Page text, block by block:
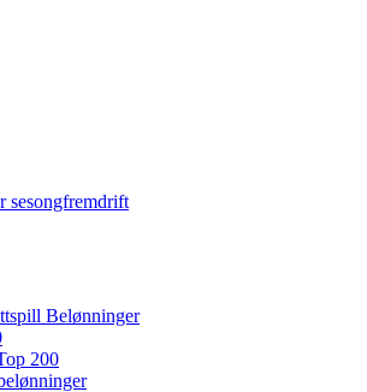
sesongfremdrift
Belønninger
200